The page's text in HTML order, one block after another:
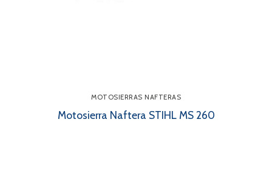
MOTOSIERRAS NAFTERAS
Motosierra Naftera STIHL MS 260